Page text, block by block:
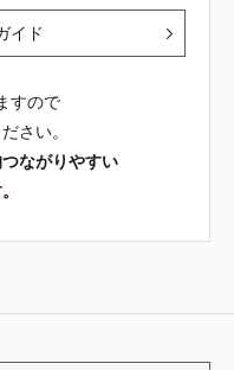
イド
すので
さい。
ながりやすい